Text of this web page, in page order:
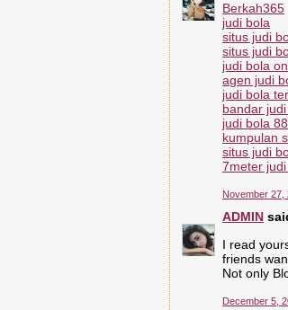
Berkah365
judi bola
situs judi
situs judi
judi bola
agen judi
judi bola
bandar
judi bola 88
kumpulan
situs judi
7meter
November 27,
ADMIN
I read
friends
Not only
December 5,